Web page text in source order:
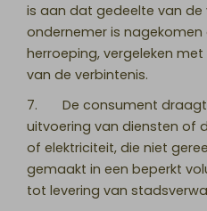
is aan dat gedeelte van
ondernemer is
herroeping, vergeleken
van de verbintenis.
7. De consument draagt
uitvoering van diensten of
of elektriciteit, die niet
gemaakt in een beperkt
tot levering van